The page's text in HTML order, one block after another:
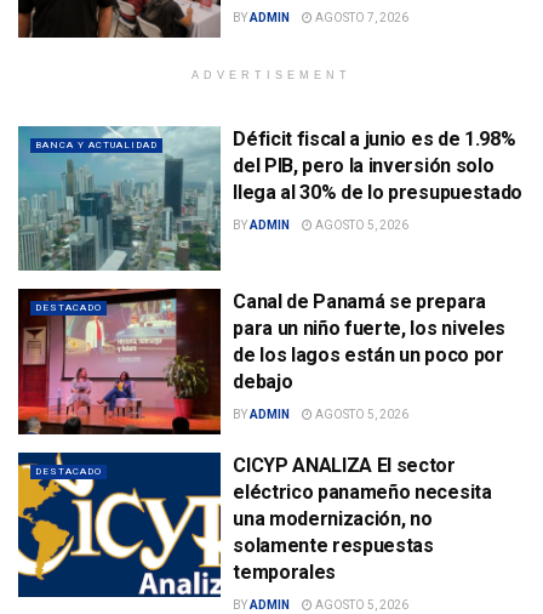
BYADMIN AGOSTO 7, 2026
ADVERTISEMENT
BANCA Y ACTUALIDAD
Déficit fiscal a junio es de 1.98%
del PIB, pero la inversión solo
llega al 30% de lo presupuestado
BYADMIN AGOSTO 5, 2026
DESTACADO
Canal de Panamá se prepara
para un niño fuerte, los niveles
de los lagos están un poco por
debajo
BYADMIN AGOSTO 5, 2026
DESTACADO
CICYP ANALIZA El sector
eléctrico panameño necesita
una modernización, no
solamente respuestas
temporales
BYADMIN AGOSTO 5, 2026